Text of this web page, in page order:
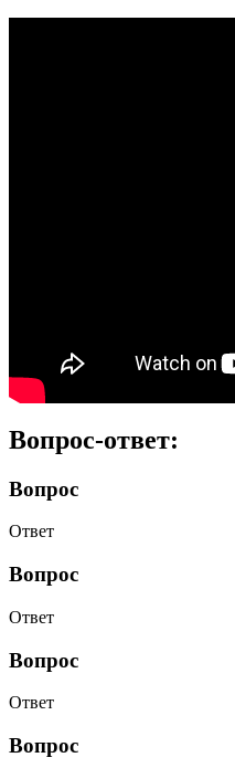
Вопрос-ответ:
Вопрос
Ответ
Вопрос
Ответ
Вопрос
Ответ
Вопрос